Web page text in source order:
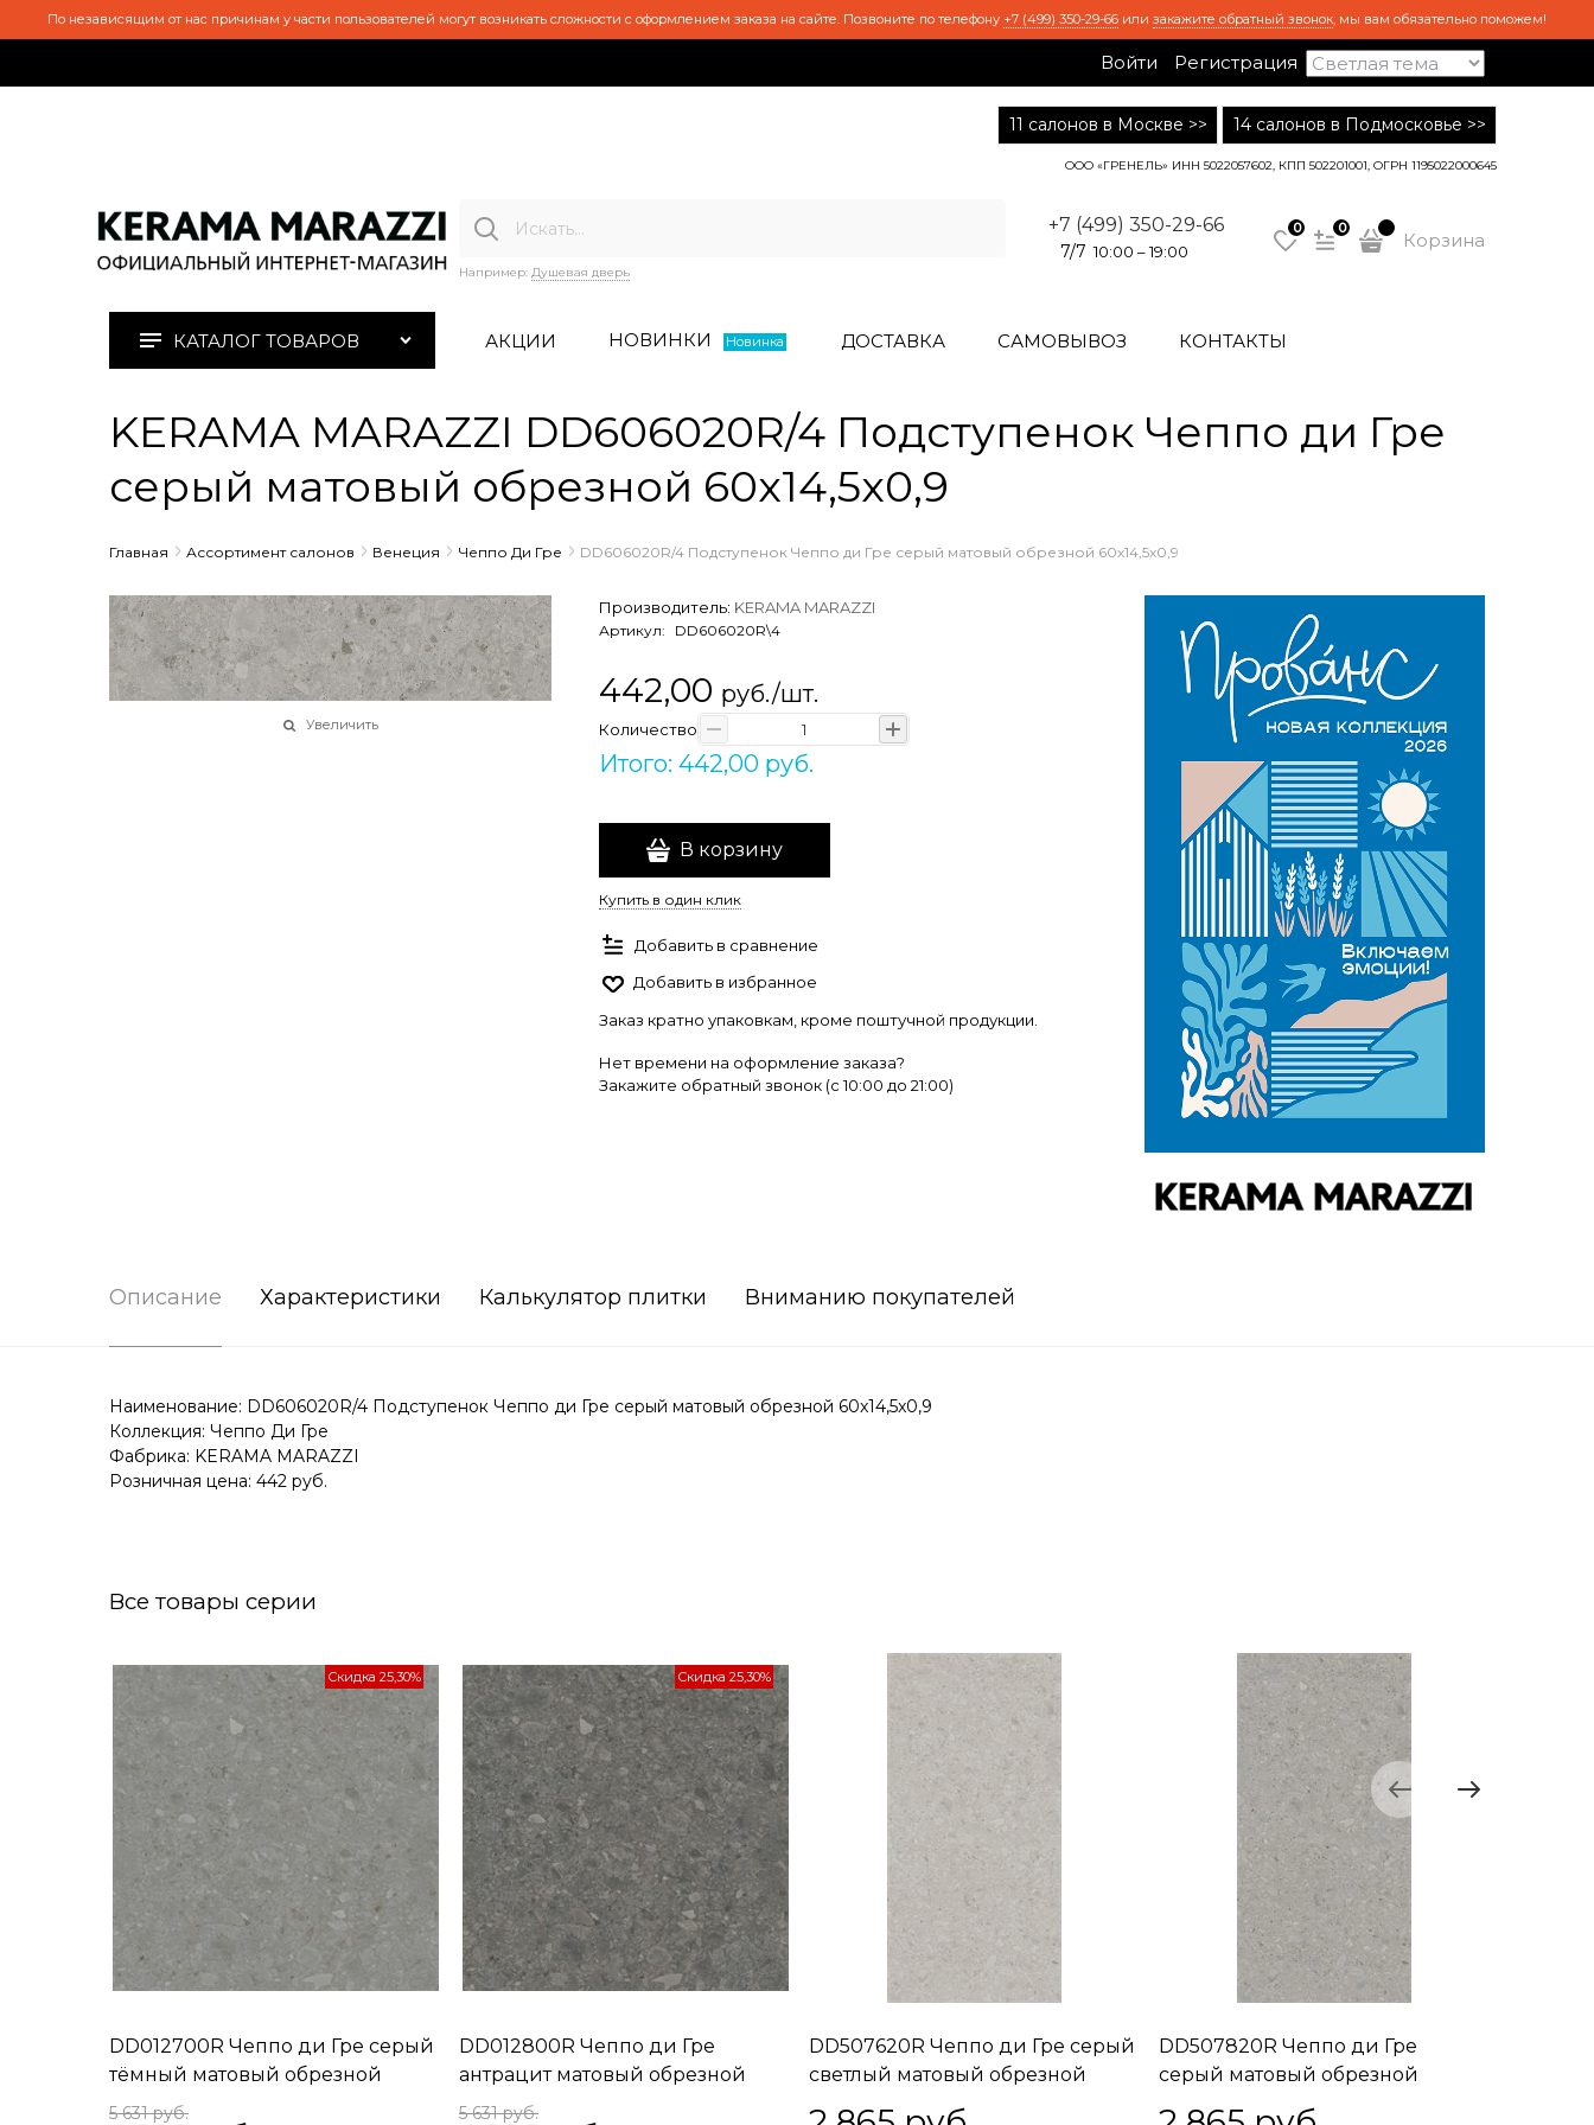
По независящим от нас причинам у части пользователей могут возникать сложности с оформлением заказа на сайте. Позвоните по телефону +7 (499) 350-29-66 или закажите обратный звонок, мы вам обязательно поможем!
Войти Регистрация
11 салонов в Москве >> 14 салонов в Подмосковье >>
ООО «ГРЕНЕЛЬ» ИНН 5022057602, КПП 502201001, ОГРН 1195022000645
Например: Душевая дверь
+7 (499) 350-29-66
7/7 10:00 – 19:00
0 0
Корзина
КАТАЛОГ ТОВАРОВ АКЦИИ НОВИНКИ Новинка ДОСТАВКА САМОВЫВОЗ КОНТАКТЫ
KERAMA MARAZZI DD606020R/4 Подступенок Чеппо ди Гре
серый матовый обрезной 60x14,5x0,9
Главная Ассортимент салонов Венеция Чеппо Ди Гре DD606020R/4 Подступенок Чеппо ди Гре серый матовый обрезной 60x14,5x0,9
Увеличить
Производитель: KERAMA MARAZZI
Артикул: DD606020R\4
442,00 руб./шт.
Количество
Итого: 442,00 руб.
В корзину
Купить в один клик
Добавить в сравнение
Добавить в избранное
Заказ кратно упаковкам, кроме поштучной продукции.
Нет времени на оформление заказа?
Закажите обратный звонок (c 10:00 до 21:00)
Описание Характеристики Калькулятор плитки Вниманию покупателей
Наименование: DD606020R/4 Подступенок Чеппо ди Гре серый матовый обрезной 60x14,5x0,9
Коллекция: Чеппо Ди Гре
Фабрика: KERAMA MARAZZI
Розничная цена: 442 руб.
Все товары серии
DD012700R Чеппо ди Гре серый
тёмный матовый обрезной
119,5x119,5x1,1
Скидка 25,30%
5 631 руб.
DD012800R Чеппо ди Гре
антрацит матовый обрезной
119,5x119,5x1,1
Скидка 25,30%
5 631 руб.
DD507620R Чеппо ди Гре серый
светлый матовый обрезной
DD507820R Чеппо ди Гре
серый матовый обрезной